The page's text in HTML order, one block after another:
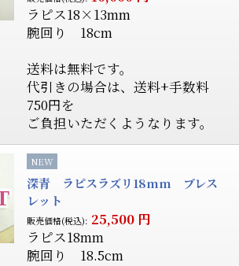
ラピス18×13mm
腕回り 18cm
送料は無料です。
代引きの場合は、送料+手数料
750円を
ご負担いただくようなります。
NEW
深青 ラピスラズリ18mm ブレス
レット
販売価格(税込): 25,500 円
ラピス18mm
腕回り 18.5cm